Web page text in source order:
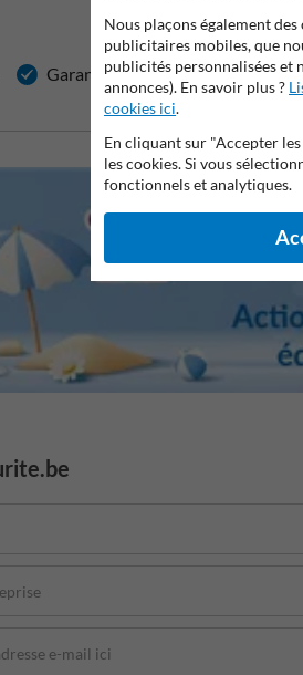
Garantie de 7,5 ans sur le film
Nous plaçons également
publicitaires mobiles, que
publicités personnalisées et
annonces). En savoir plus ?
cookies ici.
En cliquant sur "Accepter
les cookies. Si vous
fonctionnels et analytiques.